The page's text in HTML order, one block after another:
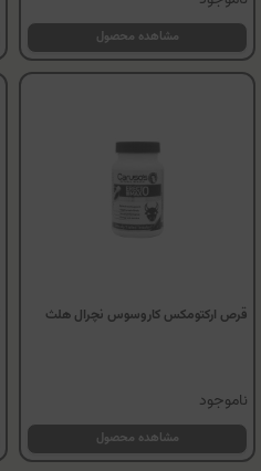
مشاهده محصول
قرص ارکتومکس کاروسوس نچرال هلث
ناموجود
مشاهده محصول